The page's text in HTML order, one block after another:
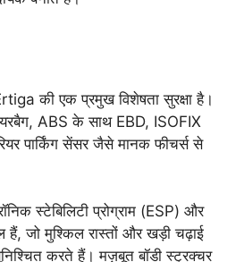
की एक प्रमुख विशेषता सुरक्षा है।
ABS के साथ EBD, ISOFIX
पार्किंग सेंसर जैसे मानक फीचर्स से
स्टेबिलिटी प्रोग्राम (ESP) और
हैं, जो मुश्किल रास्तों और खड़ी चढ़ाई
करते हैं। मज़बूत बॉडी स्ट्रक्चर